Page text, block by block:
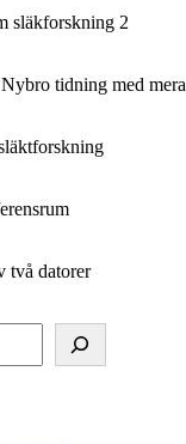
släkforskning 2
tidning med mera
två datorer